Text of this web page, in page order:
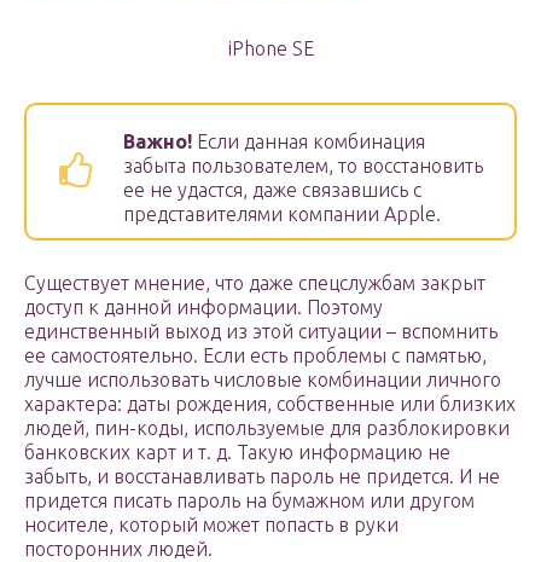
iPhone SE
Важно! Если данная комбинация
забыта пользователем, то восстановить
ее не удастся, даже связавшись с
представителями компании Apple.
Существует мнение, что даже спецслужбам закрыт
доступ к данной информации. Поэтому
единственный выход из этой ситуации – вспомнить
ее самостоятельно. Если есть проблемы с памятью,
лучше использовать числовые комбинации личного
характера: даты рождения, собственные или близких
людей, пин-коды, используемые для разблокировки
банковских карт и т. д. Такую информацию не
забыть, и восстанавливать пароль не придется. И не
придется писать пароль на бумажном или другом
носителе, который может попасть в руки
посторонних людей.